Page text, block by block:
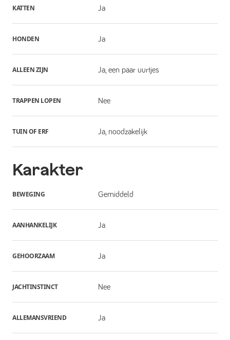
KATTEN Ja
HONDEN Ja
ALLEEN ZIJN Ja, een paar uurtjes
TRAPPEN LOPEN Nee
TUIN OF ERF Ja, noodzakelijk
Karakter
BEWEGING Gemiddeld
AANHANKELIJK Ja
GEHOORZAAM Ja
JACHTINSTINCT Nee
ALLEMANSVRIEND Ja